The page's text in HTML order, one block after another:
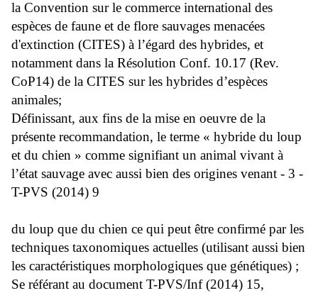
la Convention sur le commerce international des
espèces de faune et de flore sauvages menacées
d'extinction (CITES) à l’égard des hybrides, et
notamment dans la Résolution Conf. 10.17 (Rev.
CoP14) de la CITES sur les hybrides d’espèces
animales;
Définissant, aux fins de la mise en oeuvre de la
présente recommandation, le terme « hybride du loup
et du chien » comme signifiant un animal vivant à
l’état sauvage avec aussi bien des origines venant - 3 -
T-PVS (2014) 9
du loup que du chien ce qui peut être confirmé par les
techniques taxonomiques actuelles (utilisant aussi bien
les caractéristiques morphologiques que génétiques) ;
Se référant au document T-PVS/Inf (2014) 15,